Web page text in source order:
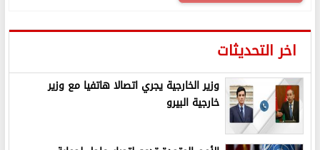
اخر التحديثات
وزير الخارجية يجري اتصالا هاتفيا مع وزير
خارجية البيرو